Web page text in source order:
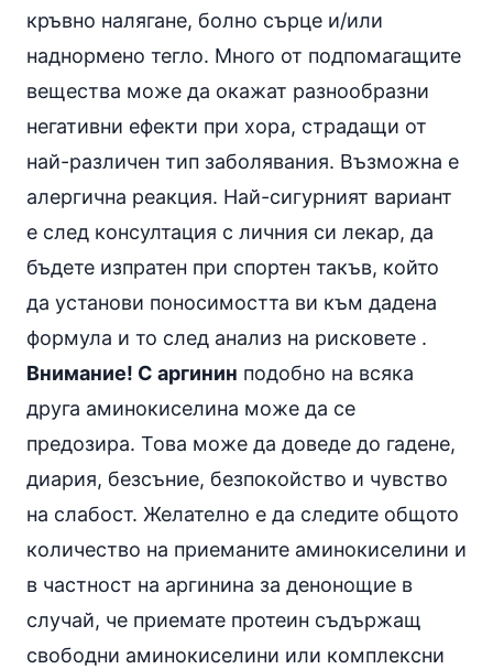
кръвно налягане, болно сърце и/или
наднормено тегло. Много от подпомагащите
вещества може да окажат разнообразни
негативни ефекти при хора, страдащи от
най-различен тип заболявания. Възможна е
алергична реакция. Най-сигурният вариант
е след консултация с личния си лекар, да
бъдете изпратен при спортен такъв, който
да установи поносимостта ви към дадена
формула и то след анализ на рисковете .
Внимание! С аргинин подобно на всяка
друга аминокиселина може да се
предозира. Това може да доведе до гадене,
диария, безсъние, безпокойство и чувство
на слабост. Желателно е да следите общото
количество на приеманите аминокиселини и
в частност на аргинина за денонощие в
случай, че приемате протеин съдържащ
свободни аминокиселини или комплексни